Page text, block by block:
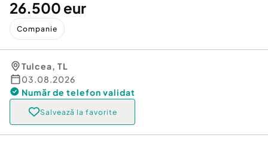
26.500 eur
Companie
Tulcea, TL
03.08.2026
Număr de telefon validat
Salvează la favorite